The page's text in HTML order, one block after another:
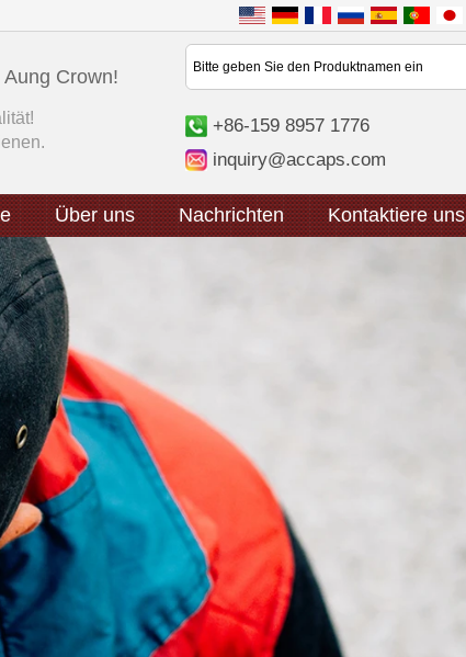
Crown!
+86-159 8957 1776
inquiry@accaps.com
Über uns Nachrichten Kontaktiere uns